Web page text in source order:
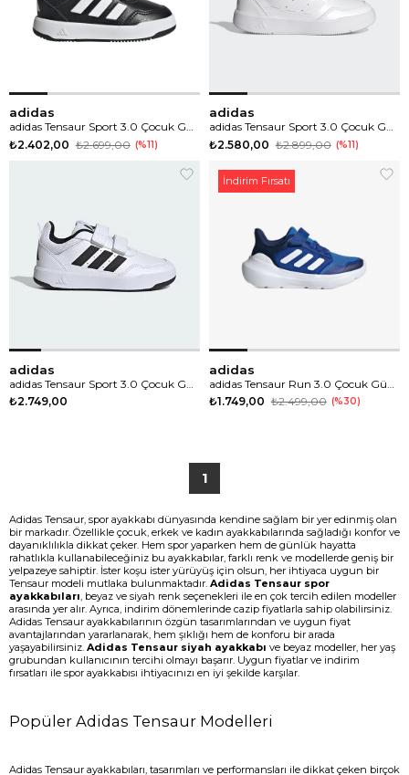
adidas
adidas Tensaur Sport 3.0 Çocuk Günlük Spor Ayakkabı
₺2.402,00 ₺2.699,00 %11
adidas
adidas Tensaur Sport 3.0 Çocuk Günlük Spor Ayakkabı
₺2.580,00 ₺2.899,00 %11
adidas
₺2.749,00
adidas
₺1.749,00 ₺2.499,00 %30
İndirim Fırsatı
1
Adidas Tensaur, spor ayakkabı dünyasında kendine sağlam bir yer edinmiş olan
bir markadır. Özellikle çocuk, erkek ve kadın ayakkabılarında sağladığı konfor ve
dayanıklılıkla dikkat çeker. Hem spor yaparken hem de günlük hayatta
rahatlıkla kullanabileceğiniz bu ayakkabılar, farklı renk ve modellerde geniş bir
yelpazeye sahiptir. İster koşu ister yürüyüş için olsun, her ihtiyaca uygun bir
Tensaur modeli mutlaka bulunmaktadır. Adidas Tensaur spor
ayakkabıları , beyaz ve siyah renk seçenekleri ile en çok tercih edilen modeller
arasında yer alır. Ayrıca, indirim dönemlerinde cazip fiyatlarla sahip olabilirsiniz.
Adidas Tensaur ayakkabılarının özgün tasarımlarından ve uygun fiyat
avantajlarından yararlanarak, hem şıklığı hem de konforu bir arada
yaşayabilirsiniz. Adidas Tensaur siyah ayakkabı ve beyaz modeller, her yaş
grubundan kullanıcının tercihi olmayı başarır. Uygun fiyatlar ve indirim
fırsatları ile spor ayakkabısı ihtiyacınızı en iyi şekilde karşılar.
Popüler Adidas Tensaur Modelleri
Adidas Tensaur ayakkabıları, tasarımları ve performansları ile dikkat çeken birçok